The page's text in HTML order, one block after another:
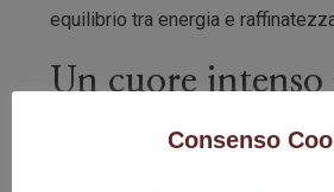
equilibrio tra energia e
Un cuore intenso
raffinatoConsenso